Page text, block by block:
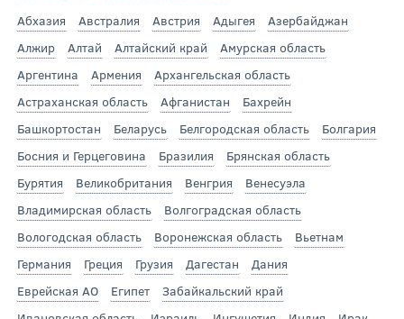
Абхазия Австралия Австрия Адыгея
Азербайджан
Алжир
Алтай Алтайский край
Амурская область
Аргентина
Армения
Архангельская область
Астраханская область
Афганистан
Бахрейн
Башкортостан
Беларусь Белгородская область
Болгария
Босния и Герцеговина
Бразилия
Брянская область
Бурятия
Великобритания Венгрия
Венесуэла
Владимирская область
Волгоградская область
Вологодская область
Воронежская область
Вьетнам
Германия
Греция Грузия Дагестан
Дания
Еврейская АО
Египет
Забайкальский край